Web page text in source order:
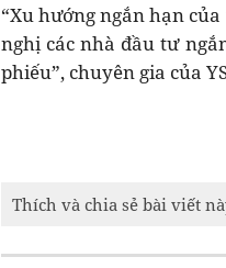
“Xu hướng ngắn hạn
nghị các nhà đầu tư
phiếu”, chuyên gia của
Thích và chia sẻ bài viết